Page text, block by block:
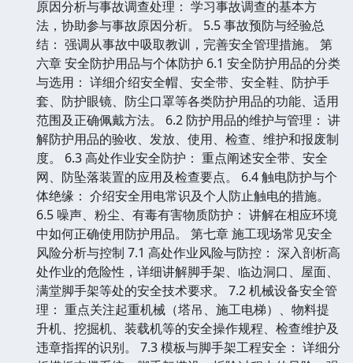
原因分析与事故调查处理： 学习事故调查的基本方
法，协助参与事故原因分析。 5.5 事故预防与经验总
结： 强调从事故中吸取教训，完善安全管理措施。 第
六章 安全防护用品与个体防护 6.1 安全防护用品的分类
与选用： 详细介绍安全帽、安全带、安全鞋、防护手
套、防护眼镜、防尘口罩等各类防护用品的功能、适用
范围及正确佩戴方法。 6.2 防护用品的维护与管理： 讲
解防护用品的验收、发放、使用、检查、维护和报废制
度。 6.3 高处作业安全防护： 重点阐述安全带、安全
网、防坠落装置的应用及检查要点。 6.4 触电防护与个
体绝缘： 介绍安全用电常识及个人防止触电的措施。
6.5 噪声、粉尘、有毒有害物质防护： 讲解在相应环境
中如何正确使用防护用品。 第七章 施工现场常见安全
风险分析与控制 7.1 高处作业风险与防控： 深入剖析高
处作业的危险性，详细讲解脚手架、临边洞口、屋面、
满堂脚手架等处的安全技术要求。 7.2 机械设备安全管
理： 重点关注起重机械（塔吊、施工电梯）、物料提
升机、挖掘机、装载机等的安全操作规程、检查维护及
违章指挥的识别。 7.3 模板与脚手架工程安全： 详细分